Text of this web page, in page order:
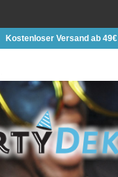
Kostenloser Versand ab 49€